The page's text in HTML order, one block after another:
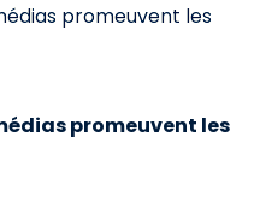
promeuvent les